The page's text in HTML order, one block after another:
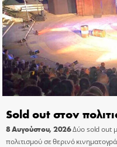
Sold out στον
8 Αυγούστου, 2026Δύο sold out
πολιτισμού σε θερινό